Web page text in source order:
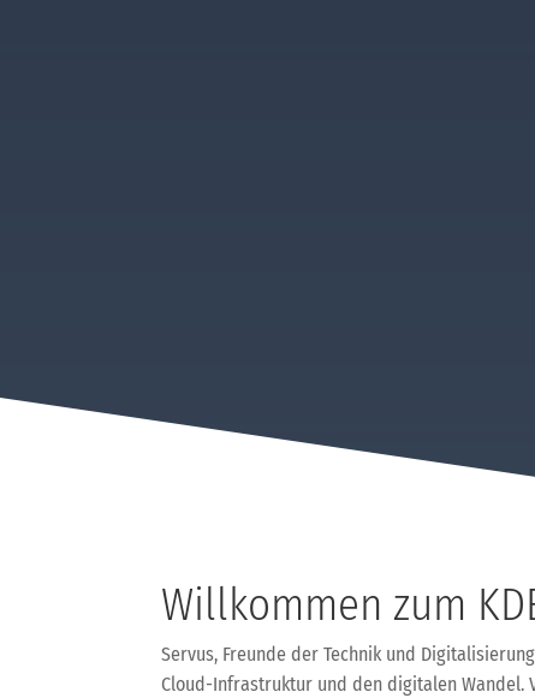
Willkommen zum
Servus, Freunde der Technik und
Cloud-Infrastruktur und den digitalen Wandel.